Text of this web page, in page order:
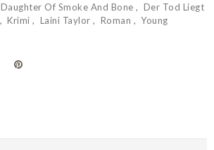
Daughter Of Smoke And Bone
Der Tod Liegt
Krimi Laini Taylor Roman
Young